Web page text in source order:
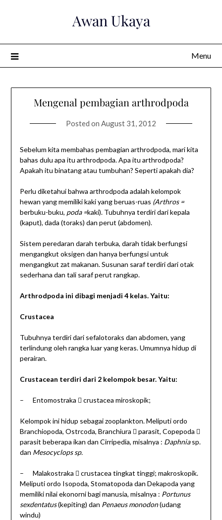
Awan Ukaya
Menu
Mengenal pembagian arthrodpoda
Posted on August 31, 2012
Sebelum kita membahas pembagian arthrodpoda, mari kita
bahas dulu apa itu arthrodpoda. Apa itu arthrodpoda?
Apakah itu binatang atau tumbuhan? Seperti apakah dia?
Perlu diketahui bahwa arthrodpoda adalah kelompok
hewan yang memiliki kaki yang beruas-ruas (Arthros =
berbuku-buku, poda =kaki). Tubuhnya terdiri dari kepala
(kaput), dada (toraks) dan perut (abdomen).
Sistem peredaran darah terbuka, darah tidak berfungsi
mengangkut oksigen dan hanya berfungsi untuk
mengangkut zat makanan. Susunan saraf terdiri dari otak
sederhana dan tali saraf perut rangkap.
Arthrodpoda ini dibagi menjadi 4 kelas. Yaitu:
Crustacea
Tubuhnya terdiri dari sefalotoraks dan abdomen, yang
terlindung oleh rangka luar yang keras. Umumnya hidup di
perairan.
Crustacean terdiri dari 2 kelompok besar. Yaitu:
– Entomostraka  crustacea miroskopik;
Kelompok ini hidup sebagai zooplankton. Meliputi ordo
Branchiopoda, Ostrcoda, Branchiura  parasit, Copepoda 
parasit beberapa ikan dan Cirripedia, misalnya : Daphniasp.
dan Mesocyclops sp.
– Malakostraka  crustacea tingkat tinggi; makroskopik.
Meliputi ordo Isopoda, Stomatopoda dan Dekapoda yang
memiliki nilai ekonorni bagi manusia, misalnya : Portunus
sexdentatus(kepiting) dan Penaeus monodon(udang
windu)